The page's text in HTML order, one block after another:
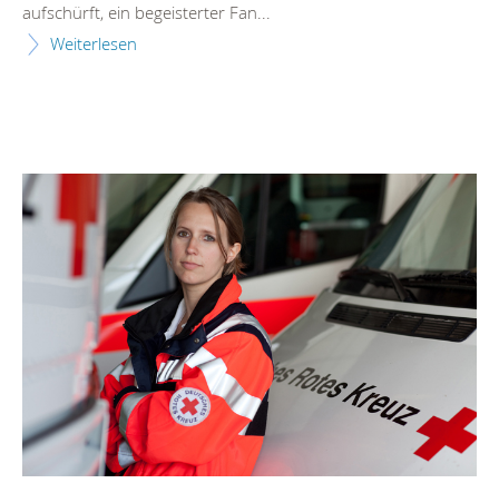
aufschürft, ein begeisterter Fan...
Weiterlesen